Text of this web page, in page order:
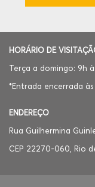
HORÁRIO DE
Terça a domingo: 9h
*Entrada encerrada às
ENDEREÇO
Rua Guilhermina
CEP 22270-060, Rio